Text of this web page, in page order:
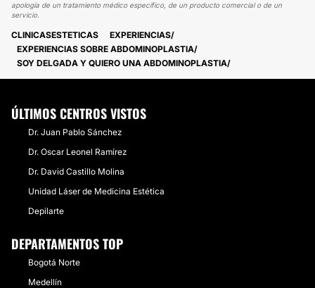
apología de un tratamiento médico específico, de un producto comercial o de un
servicio.
CLINICASESTETICAS
EXPERIENCIAS
EXPERIENCIAS SOBRE ABDOMINOPLASTIA
SOY DELGADA Y QUIERO UNA ABDOMINOPLASTIA
ÚLTIMOS CENTROS VISTOS
Dr. Juan Pablo Sánchez
Dr. Oscar Leonel Ramírez
Dr. David Castillo Molina
Unidad Láser de Medicina Estética
Depilarte
DEPARTAMENTOS TOP
Bogotá Norte
Medellín